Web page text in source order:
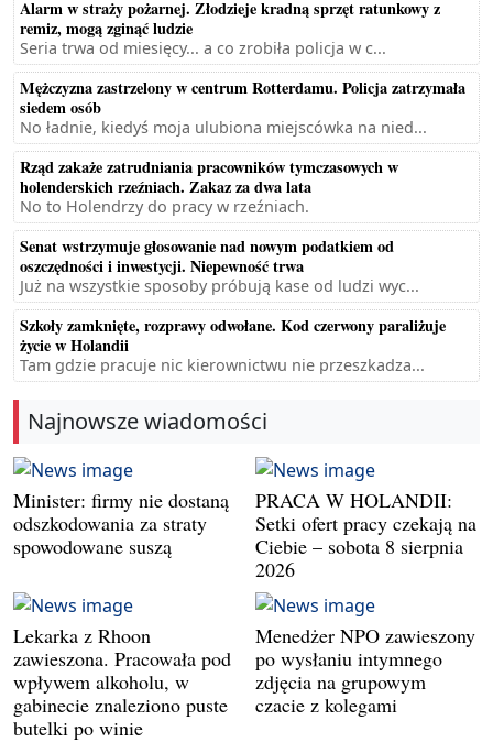
Alarm w straży pożarnej. Złodzieje kradną sprzęt ratunkowy z
remiz, mogą zginąć ludzie
Seria trwa od miesięcy... a co zrobiła policja w c...
Mężczyzna zastrzelony w centrum Rotterdamu. Policja zatrzymała
siedem osób
No ładnie, kiedyś moja ulubiona miejscówka na nied...
Rząd zakaże zatrudniania pracowników tymczasowych w
holenderskich rzeźniach. Zakaz za dwa lata
No to Holendrzy do pracy w rzeźniach.
Senat wstrzymuje głosowanie nad nowym podatkiem od
oszczędności i inwestycji. Niepewność trwa
Już na wszystkie sposoby próbują kase od ludzi wyc...
Szkoły zamknięte, rozprawy odwołane. Kod czerwony paraliżuje
życie w Holandii
Tam gdzie pracuje nic kierownictwu nie przeszkadza...
Najnowsze wiadomości
Minister: firmy nie dostaną
odszkodowania za straty
spowodowane suszą
PRACA W HOLANDII:
Setki ofert pracy czekają na
Ciebie – sobota 8 sierpnia
2026
Lekarka z Rhoon
zawieszona. Pracowała pod
wpływem alkoholu, w
gabinecie znaleziono puste
butelki po winie
Menedżer NPO zawieszony
po wysłaniu intymnego
zdjęcia na grupowym
czacie z kolegami